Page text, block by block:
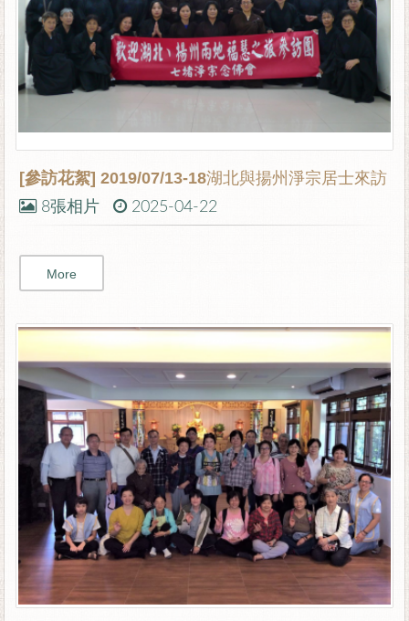
[參訪花絮] 2019/07/13-18湖北與揚州淨宗居士來訪
8張相片 2025-04-22
More